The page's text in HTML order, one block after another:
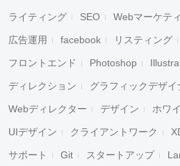
ライティング SEO Webマーケテ
広告運用 facebook リスティング
フロントエンド Photoshop
ディレクション グラフィックデザイ
Webディレクター デザイン ホワ
UIデザイン クライアントワーク
サポート Git スタートアップ